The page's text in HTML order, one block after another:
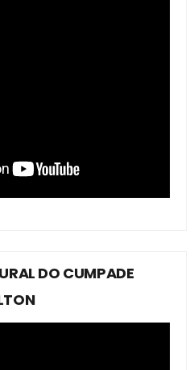
DO CUMPADE